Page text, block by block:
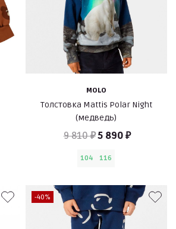
MOLO
Толстовка Mattis Polar Night
(медведь)
9 810 ₽5 890 ₽
104 116
-40%